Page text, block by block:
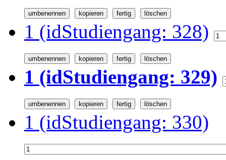
1 (idStudiengang: 328)
1 (idStudiengang: 329)
1 (idStudiengang: 330)